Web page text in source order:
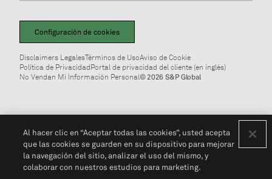
Configuración de cookies
Disclaimers LegalesTérminos de UsoAviso de Cookie
Política de PrivacidadPortal de privacidad del cliente (en inglés)
No Vendan Mi Información Personal© 2026 S&P Global
Al hacer clic en “Aceptar todas las cookies”, usted acepta
que las cookies se guarden en su dispositivo para mejorar
la navegación del sitio, analizar el uso del mismo, y
colaborar con nuestros estudios para marketing.